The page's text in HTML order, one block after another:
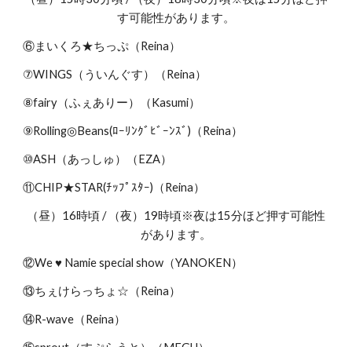
す可能性があります。
⑥まいくろ★ちっぷ（Reina）
⑦WINGS（ういんぐす）（Reina）
⑧fairy（ふぇありー）（Kasumi）
⑨Rolling◎Beans(ﾛｰﾘﾝｸﾞﾋﾞｰﾝｽﾞ)（Reina）
⑩ASH（あっしゅ）（EZA）
⑪CHIP★STAR(ﾁｯﾌﾟｽﾀｰ)（Reina）
（昼）16時頃 / （夜）19時頃※夜は15分ほど押す可能性
があります。
⑫We ♥ Namie special show（YANOKEN）
⑬ちぇけらっちょ☆（Reina）
⑭R-wave（Reina）